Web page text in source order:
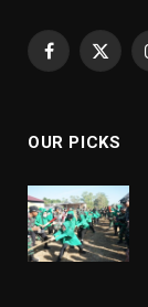
Facebook
X
OUR PICKS